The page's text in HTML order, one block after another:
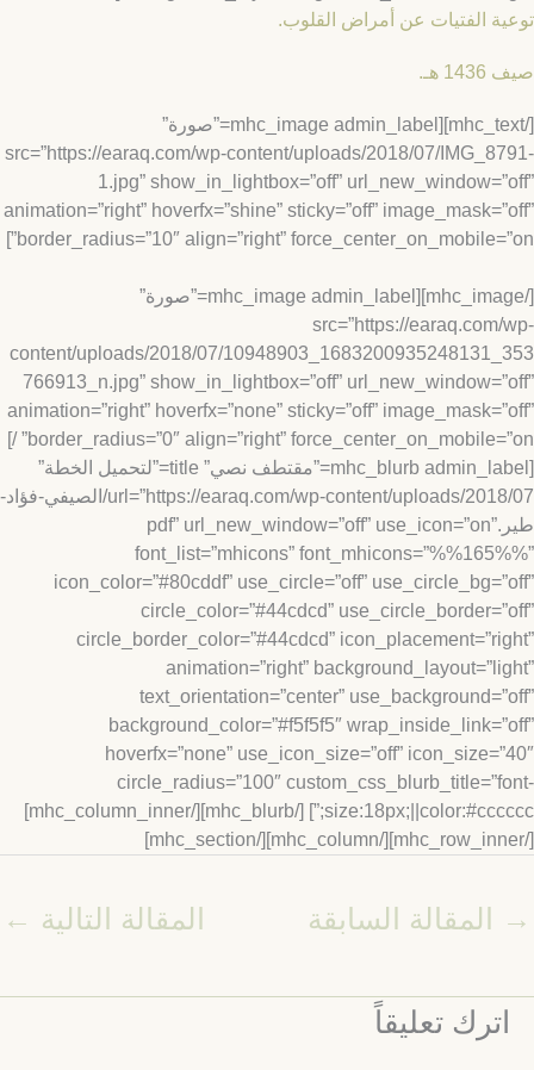
الفتيات عن أمراض القلوب.
هـ.
[/mhc_text][mhc_image admin_label=”صورة”
src=”https://earaq.com/wp-content/uploads/2018/07/
1.jpg” show_in_lightbox=”off”
animation=”right” hoverfx=”shine” sticky=”off”
border_radius=”10″ align=”right”
[/mhc_image][mhc_image admin_label=”صورة”
src=”https://
content/uploads/2018/07/
766913_n.jpg” show_in_lightbox=”off”
animation=”right” hoverfx=”none” sticky=”off”
border_radius=”0″ align=”right” force_center_on_mobile=”on” /]
[mhc_blurb admin_label=”مقتطف نصي” title=”لتحميل الخطة”
url=”https://earaq.com/wp-content/uploads/2018/07/الصيفي-فؤاد-
طير.pdf” url_new_window=”off” use_icon=”on”
font_list=”mhicons”
icon_color=”#80cddf” use_circle=”off”
circle_color=”#44cdcd”
circle_border_color=”#44cdcd”
animation=”right”
text_orientation=”center”
background_color=”#f5f5f5″
hoverfx=”none” use_icon_size=”off”
circle_radius=”100″
size:18px;||color:#cccccc;”] [/mhc_blurb][/mhc_column_inner]
المقالة السابقة المقالة التالية←
تعليقاً